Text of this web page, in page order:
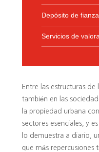
Depósito de
Servicios de
Entre las estructuras
también en las
la propiedad urbana
sectores esenciales, y
lo demuestra a diario,
que más repercusiones